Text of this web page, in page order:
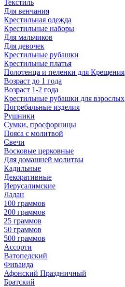
Текстиль
Для венчания
Крестильная одежда
Крестильные наборы
Для мальчиков
Для девочек
Крестильные рубашки
Крестильные платья
Полотенца и пеленки для Крещения
Возраст до 1 года
Возраст 1-2 года
Крестильные рубашки для взрослых
Погребальные изделия
Рушники
Сумки, просфорницы
Пояса с молитвой
Свечи
Восковые церковные
Для домашней молитвы
Кадильные
Декоративные
Иерусалимские
Ладан
100 граммов
200 граммов
25 граммов
50 граммов
500 граммов
Ассорти
Ватопедский
Фиваида
Афонский Праздничный
Братский